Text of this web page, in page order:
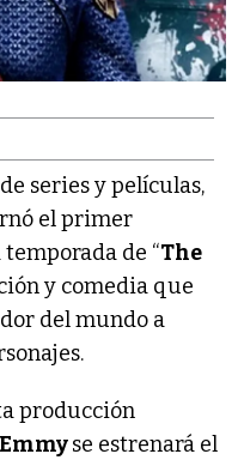
series y películas,
el primer
de “The
y comedia que
del mundo a
producción
Emmyse estrenará el